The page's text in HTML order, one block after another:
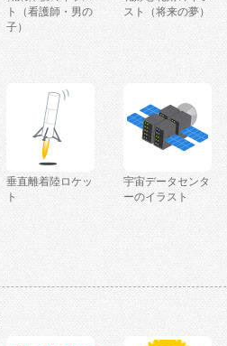
ト（看護師・男の
子）
スト（将来の夢）
垂直離着陸ロケッ
ト
宇宙データセンタ
ーのイラスト